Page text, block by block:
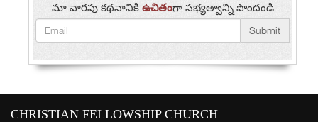
మా వారపు కథనానికి ఉచితంగా సభ్యత్వాన్ని పొందండి
Submit
CHRISTIAN FELLOWSHIP CHURCH